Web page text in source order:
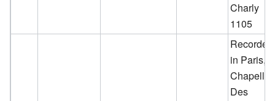
Charly
1105
Recorded
in Paris,
Chapelle
Des